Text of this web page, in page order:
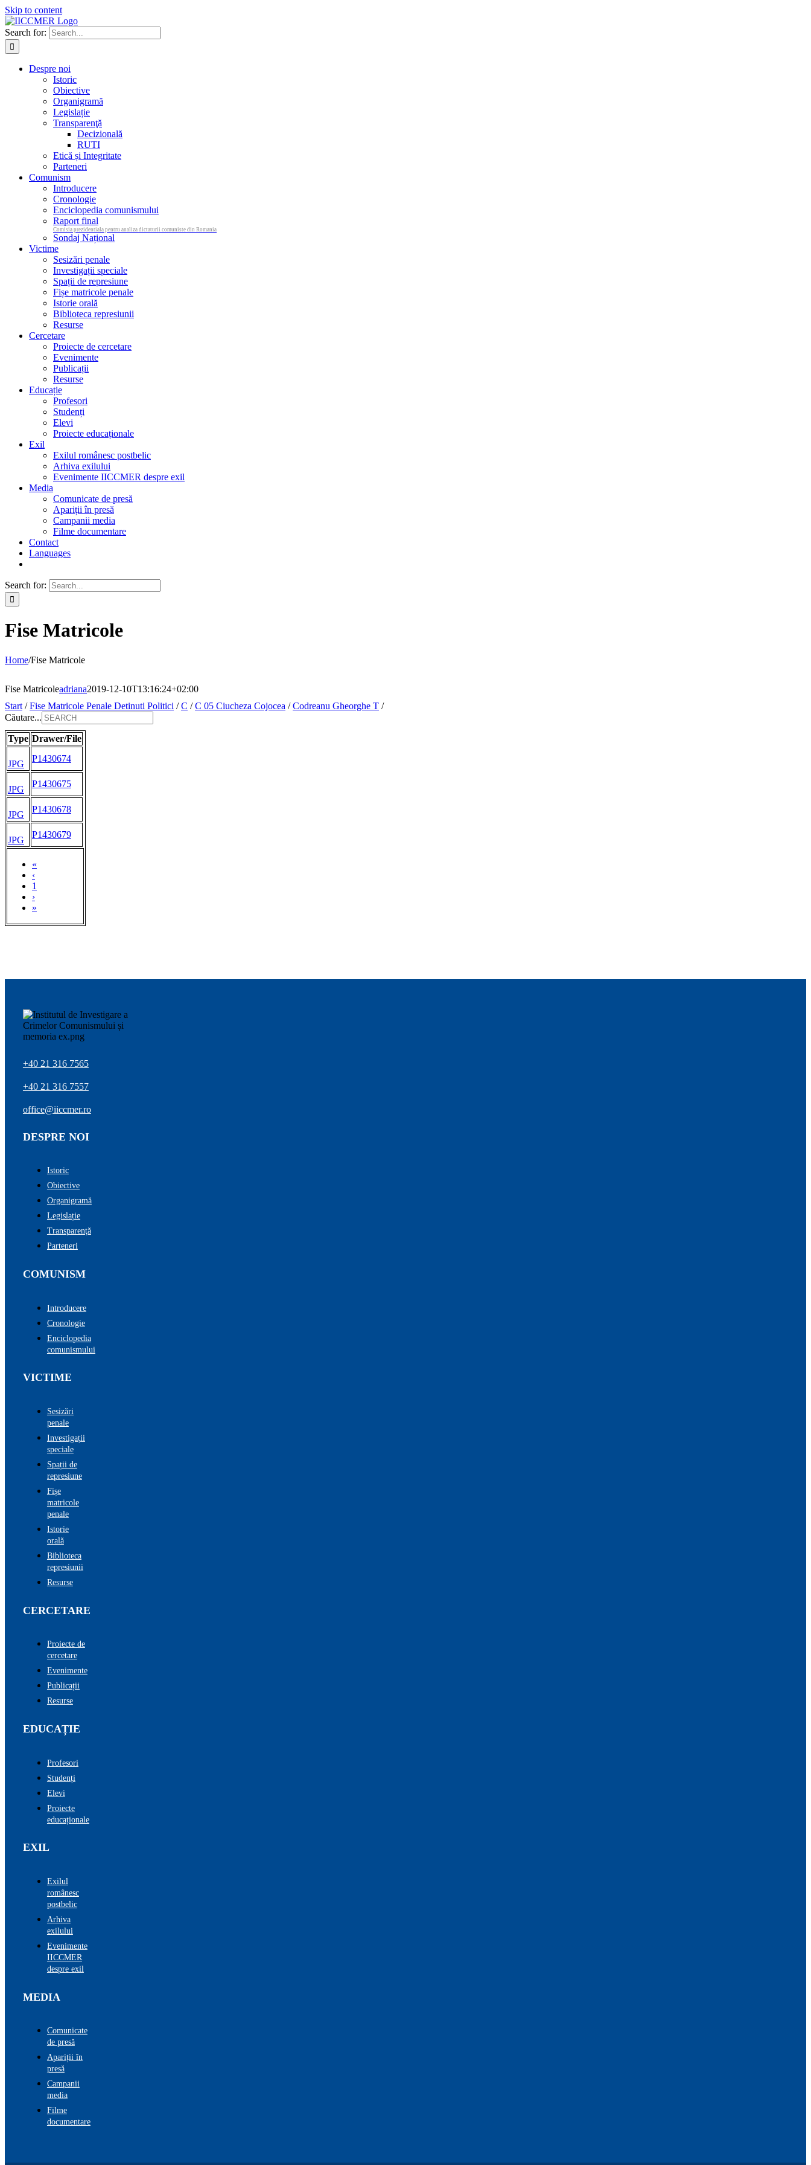
Skip to content
Search for:
Despre noi
Istoric
Obiective
Organigramă
Legislație
Transparenţă
Decizională
RUTI
Etică și Integritate
Parteneri
Comunism
Introducere
Cronologie
Enciclopedia comunismului
Raport final
Comisia prezidentiala pentru analiza dictaturii comuniste din Romania
Sondaj Național
Victime
Sesizări penale
Investigații speciale
Spații de represiune
Fișe matricole penale
Istorie orală
Biblioteca represiunii
Resurse
Cercetare
Proiecte de cercetare
Evenimente
Publicații
Resurse
Educație
Profesori
Studenți
Elevi
Proiecte educaționale
Exil
Exilul românesc postbelic
Arhiva exilului
Evenimente IICCMER despre exil
Media
Comunicate de presă
Apariții în presă
Campanii media
Filme documentare
Contact
Languages
Search for:
Fise Matricole
Home/Fise Matricole
Fise Matricoleadriana2019-12-10T13:16:24+02:00
Start /Fise Matricole Penale Detinuti Politici /C /C 05 Ciucheza Cojocea /Codreanu Gheorghe T /
Căutare...
Type Drawer/File
«
‹
1
›
»
JPG
P1430674
JPG
P1430675
JPG
P1430678
JPG
P1430679
+40 21 316 7565
+40 21 316 7557
office@iiccmer.ro
DESPRE NOI
Istoric
Obiective
Organigramă
Legislație
Transparenţă
Parteneri
COMUNISM
Introducere
Cronologie
Enciclopedia
comunismului
VICTIME
Sesizări
penale
Investigații
speciale
Spații de
represiune
Fișe
matricole
penale
Istorie
orală
Biblioteca
represiunii
Resurse
CERCETARE
Proiecte de
cercetare
Evenimente
Publicații
Resurse
EDUCAȚIE
Profesori
Studenți
Elevi
Proiecte
educaționale
EXIL
Exilul
românesc
postbelic
Arhiva
exilului
Evenimente
IICCMER
despre exil
MEDIA
Comunicate
de presă
Apariții în
presă
Campanii
media
Filme
documentare